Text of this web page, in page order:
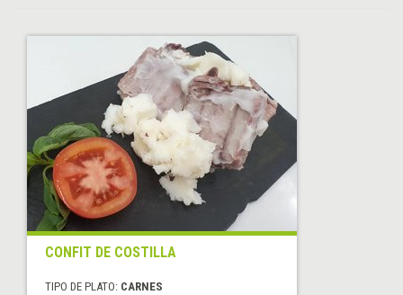
CONFIT DE COSTILLA
TIPO DE PLATO: CARNES